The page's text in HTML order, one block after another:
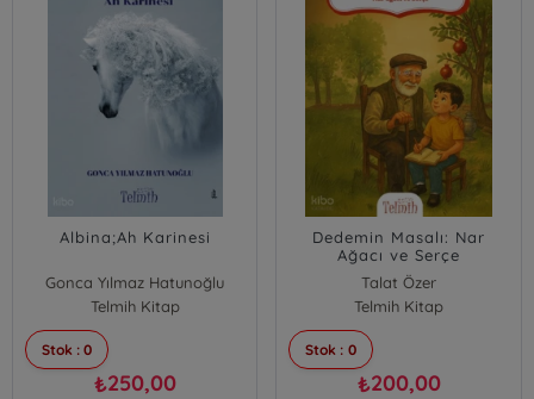
Albina;Ah Karinesi
Gonca Yılmaz Hatunoğlu
Telmih Kitap
Stok : 0
₺250,00
Dedemin Masalı: Nar
Ağacı ve Serçe
Talat Özer
Telmih Kitap
Stok : 0
₺200,00